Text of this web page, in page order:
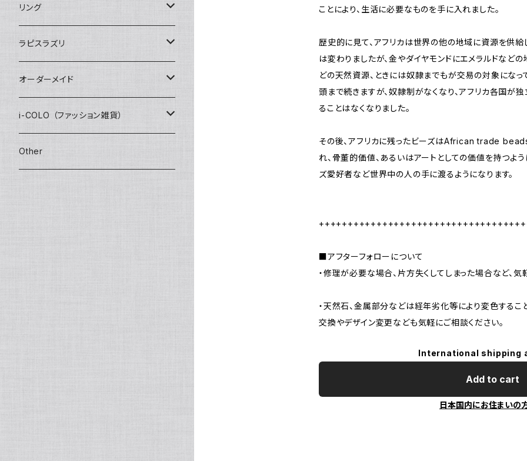
ことにより、生活に必要なものを手に入れました。
歴史的に見て、アフリカは世界の他の地域に資源を供給
は変わりましたが、金やダイヤモンドにエメラルドなど
どの天然資源、ときには奴隷までもが交易の対象にな
頭まで続きますが、奴隷制がなくなり、アフリカ各国が
ることはなくなりました。
その後、アフリカに残ったビーズはAfrican trade beads
れ、骨董的価値、あるいはアートとしての価値を持つよう
ズ愛好者など世界中の人の手に渡るようになります。
■アフターフォローについて
・修理が必要な場合、片方失くしてしまった場合など、気
・天然石、金属部分などは経年劣化等により変色するこ
交換やデザイン変更なども気軽にご相談ください。
International shipping
Add to cart
日本国内にお住まいの
STONE ONLY
JUZUSUKE STANDARD
ワイヤーブレスレット
インポート
1200+tax
1500+tax
リング
オリジナル
インポート
ラピスラズリ
ブレスレット
ネックレス
ピアス / イヤリング
オーダーメイド
数珠ブレスレット
STONE ONLY
2連ブレスレット
i-COLO （ファッション雑貨）
雑貨
Other